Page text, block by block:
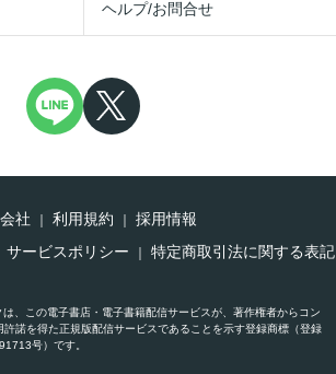
ヘルプ/お問合せ
社 利用規約
採用情報
サービスポリシー 特定商取引法に関する表記
、この電子書店・電子書籍配信サービスが、著作権者からコン
許諾を得た正規版配信サービスであることを示す登録商標（登録
号）です。